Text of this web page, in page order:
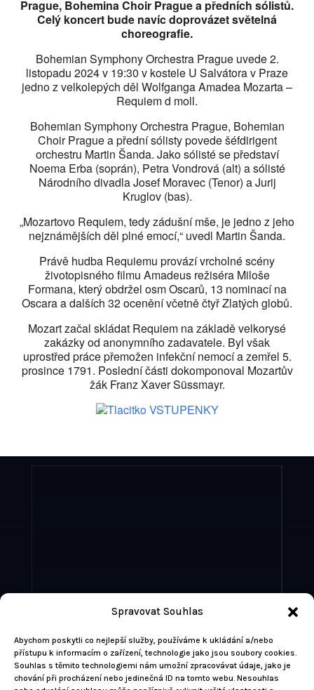
Spravovat Souhlas
Abychom poskytli co nejlepší služby, používáme k ukládání a/nebo
přístupu k informacím o zařízení, technologie jako jsou soubory cookies.
Souhlas s těmito technologiemi nám umožní zpracovávat údaje, jako je
chování při procházení nebo jedinečná ID na tomto webu. Nesouhlas
Prague, Bohemina Choir Prague a předních sólistů.
Celý koncert bude navíc doprovázet světelná
choreografie.
Bohemian Symphony Orchestra Prague uvede 2.
listopadu 2024 v 19:30 v kostele U Salvátora v Praze
jedno z velkolepých děl Wolfganga Amadea Mozarta –
Requiem d moll.
Bohemian Symphony Orchestra Prague, Bohemian
Choir Prague a přední sólisty povede šéfdirigent
orchestru Martin Šanda. Jako sólisté se představí
Noema Erba (soprán), Petra Vondrová (alt) a sólisté
Národního divadla Josef Moravec (Tenor) a Jurij
Kruglov (bas).
„Mozartovo Requiem, tedy zádušní mše, je jedno z jeho
nejznámějších děl plné emocí,“ uvedl Martin Šanda.
Právě hudba Requiemu provází vrcholné scény
životopisného filmu Amadeus režiséra Miloše
Formana, který obdržel osm Oscarů, 13 nominací na
Oscara a dalších 32 ocenění včetně čtyř Zlatých globů.
Mozart začal skládat Requiem na základě velkorysé
zakázky od anonymního zadavatele. Byl však
uprostřed práce přemožen infekční nemocí a zemřel 5.
prosince 1791. Poslední části dokomponoval Mozartův
žák Franz Xaver Süssmayr.
Bohemian Music Agency s.r.o.
BMA Production Ltd.